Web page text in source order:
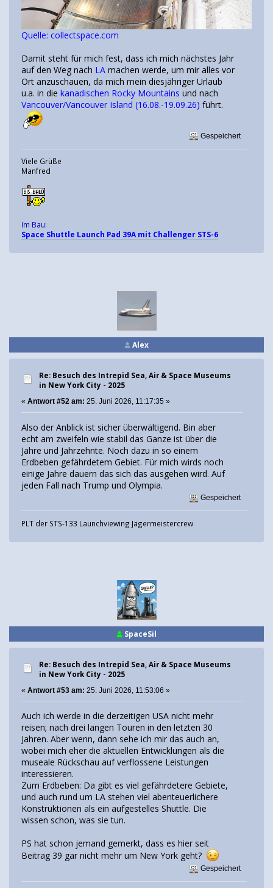
Quelle: collectspace.com
Damit steht für mich fest, dass ich mich nächstes Jahr
auf den Weg nach LA machen werde, um mir alles vor
Ort anzuschauen, da mich mein diesjähriger Urlaub
u.a. in die kanadischen Rocky Mountains und nach
Vancouver/Vancouver Island (16.08.-19.09.26) führt.
Gespeichert
Viele Grüße
Manfred
Im Bau:
Space Shuttle Launch Pad 39A mit Challenger STS-6
Alex
Re: Besuch des Intrepid Sea, Air & Space Museums
in New York City - 2025
« Antwort #52 am: 25. Juni 2026, 11:17:35 »
Also der Anblick ist sicher überwältigend. Bin aber
echt am zweifeln wie stabil das Ganze ist über die
Jahre und Jahrzehnte. Noch dazu in so einem
Erdbeben gefährdetem Gebiet. Für mich wirds noch
einige Jahre dauern das sich das ausgehen wird. Auf
jeden Fall nach Trump und Olympia.
Gespeichert
PLT der STS-133 Launchviewing Jägermeistercrew
SpaceSil
Re: Besuch des Intrepid Sea, Air & Space Museums
in New York City - 2025
« Antwort #53 am: 25. Juni 2026, 11:53:06 »
Auch ich werde in die derzeitigen USA nicht mehr
reisen; nach drei langen Touren in den letzten 30
Jahren. Aber wenn, dann sehe ich mir das auch an,
wobei mich eher die aktuellen Entwicklungen als die
museale Rückschau auf verflossene Leistungen
interessieren.
Zum Erdbeben: Da gibt es viel gefährdetere Gebiete,
und auch rund um LA stehen viel abenteuerlichere
Konstruktionen als ein aufgestelles Shuttle. Die
wissen schon, was sie tun.
PS hat schon jemand gemerkt, dass es hier seit
Beitrag 39 gar nicht mehr um New York geht?
Gespeichert